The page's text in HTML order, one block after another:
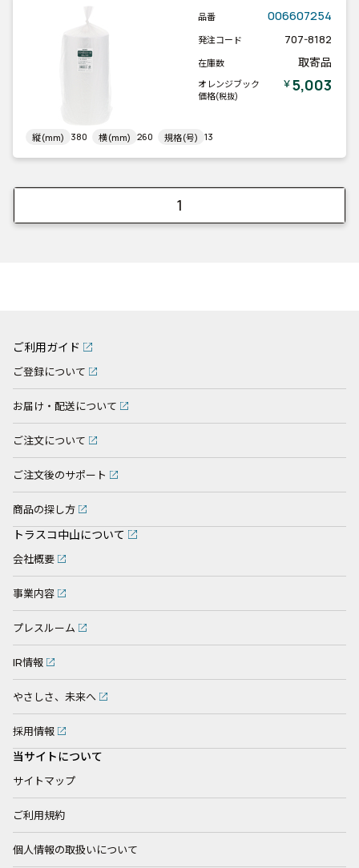
品番 006607254
発注コード 707-8182
在庫数 取寄品
オレンジブック
価格(税抜)
￥5,003
縦(mm) 380 横(mm) 260 規格(号) 13
1
ご利用ガイド
ご登録について
お届け・配送について
ご注文について
ご注文後のサポート
商品の探し方
トラスコ中山について
会社概要
事業内容
プレスルーム
IR情報
やさしさ、未来へ
採用情報
当サイトについて
サイトマップ
ご利用規約
個人情報の取扱いについて